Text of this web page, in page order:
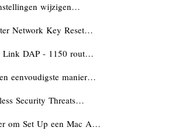
wijzigen…
Network Key Reset…
Link DAP - 1150 rout…
eenvoudigste manier…
Security Threats…
om Set Up een Mac A…